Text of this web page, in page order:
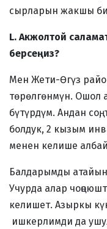
сырларын жакшы
L. Акжолтой
берсеңиз?
Мен Жети-Өгүз
төрөлгөнмүн. Ошол
бүтүрдүм. Андан
болдук, 2 кызым
менен келише
Балдарымды
Учурда алар
келишет. Азыркы
ишкерлимди да